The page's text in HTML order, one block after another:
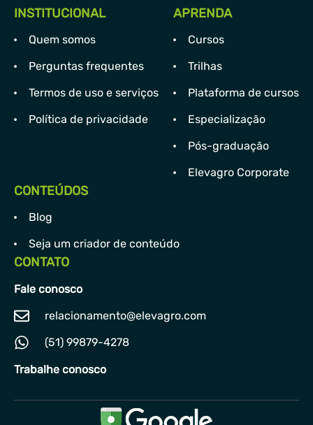
INSTITUCIONAL
Quem somos
Perguntas frequentes
Termos de uso e serviços
Política de privacidade
APRENDA
Cursos
Trilhas
Plataforma de cursos
Especialização
Pós-graduação
Elevagro Corporate
CONTEÚDOS
Blog
Seja um criador de conteúdo
CONTATO
Fale conosco
relacionamento@elevagro.com
(51) 99879-4278
Trabalhe conosco